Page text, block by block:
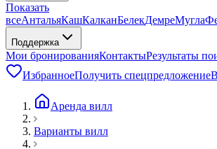
Показать
всеАнтальяКашКалканБелекДемреМугла
Поддержка
Мои бронированияКонтактыРезультаты
ИзбранноеПолучить спецпредложение
Аренда вилл
Варианты вилл